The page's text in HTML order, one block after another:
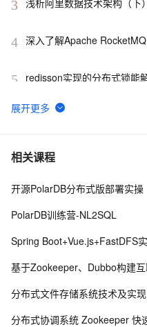
3
4 深入了解Apache
5 redisson实现的分布式锁能
6 分布式事务的四大特性和隔
7 Redis字符串数据类型之
8 spring quartz分布式任务计划
九）：使用Redis分布式锁
10分布式机器学习系统：设计
相关课程
开源PolarDB分布式版部署实操
PolarDB训练营-NL2SQL
Spring Boot+Vue.js+FastDFS
基于Zookeeper、Dubbo构建
分布式文件存储系统技术及实现
分布式协调系统 Zookeeper 快